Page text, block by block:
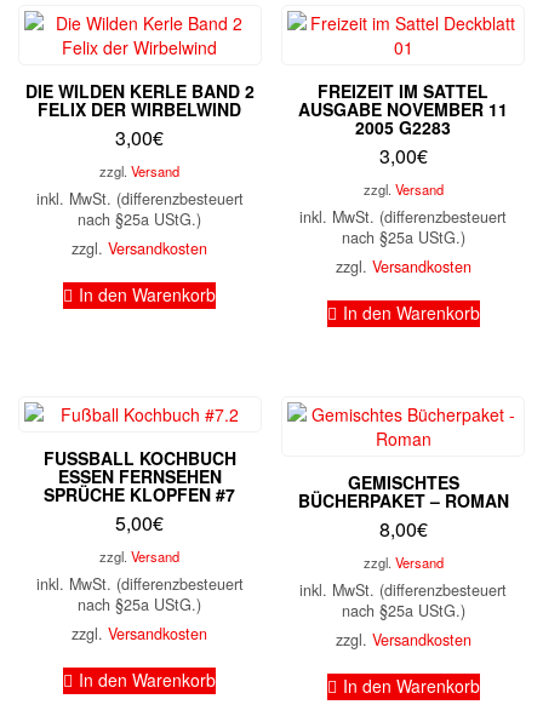
DIE WILDEN KERLE BAND 2
FELIX DER WIRBELWIND
3,00€
zzgl.Versand
inkl. MwSt. (differenzbesteuert
nach §25a UStG.)
zzgl.Versandkosten
In den Warenkorb
FREIZEIT IM SATTEL
AUSGABE NOVEMBER 11
2005 G2283
3,00€
zzgl. Versand
inkl. MwSt. (differenzbesteuert
nach §25a UStG.)
zzgl. Versandkosten
In den Warenkorb
FUSSBALL KOCHBUCH E
SSEN FERNSEHEN S
PRÜCHE KLOPFEN #7
5,00€
zzgl.Versand
inkl. MwSt. (differenzbesteuert
nach §25a UStG.)
zzgl.Versandkosten
In den Warenkorb
GEMISCHTES
BÜCHERPAKET – ROMAN
8,00€
zzgl. Versand
inkl. MwSt. (differenzbesteuert
nach §25a UStG.)
zzgl. Versandkosten
In den Warenkorb